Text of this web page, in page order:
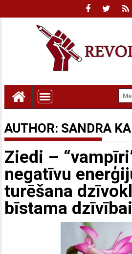
AUTHOR: SANDRA
Ziedi –
negatīvu
turēšana
bīstama dzīvībai